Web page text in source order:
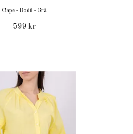
Cape - Bodil - Grå
599 kr